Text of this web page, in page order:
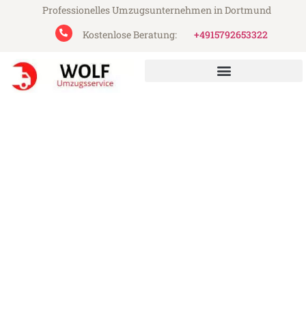
Professionelles Umzugsunternehmen in Dortmund
Kostenlose Beratung:
+4915792653322